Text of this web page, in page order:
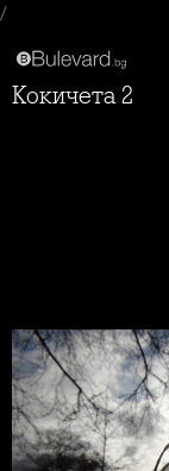
/
Кокичета 2